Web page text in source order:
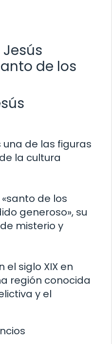
de los
una de las figuras
la cultura
de los
generoso», su
misterio y
el siglo XIX en
región conocida
y el